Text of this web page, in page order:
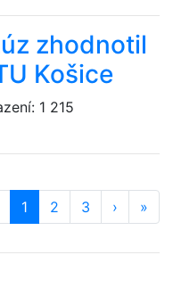
zhodnotil
Košice
1 215
strana
predošlá strana
strana
1 (aktuálna)
strana
2 strana
3 ďalšia
› »